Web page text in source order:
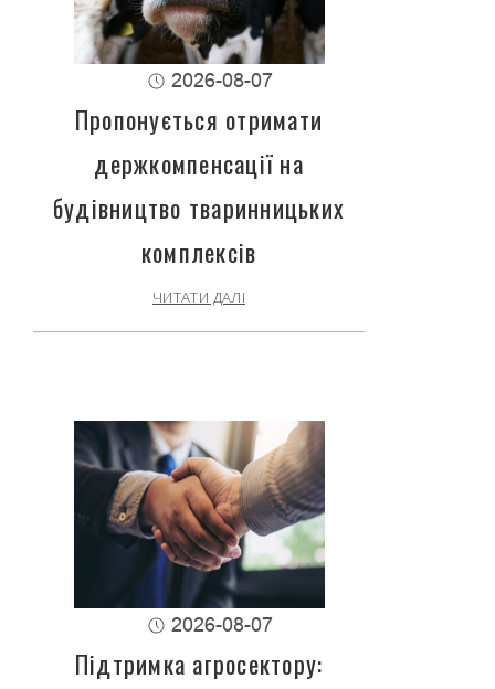
2026-08-07
Пропонується отримати
держкомпенсації на
будівництво тваринницьких
комплексів
ЧИТАТИ ДАЛІ
2026-08-07
Підтримка агросектору: